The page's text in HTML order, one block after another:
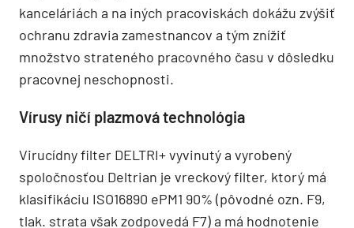
kanceláriách a na iných pracoviskách dokážu zvýšiť
ochranu zdravia zamestnancov a tým znížiť
množstvo strateného pracovného času v dôsledku
pracovnej neschopnosti.
Vírusy ničí plazmová technológia
Virucídny filter DELTRI+ vyvinutý a vyrobený
spoločnosťou Deltrian je vreckový filter, ktorý má
klasifikáciu ISO16890 ePM1 90% (pôvodné ozn. F9,
tlak. strata však zodpovedá F7) a má hodnotenie